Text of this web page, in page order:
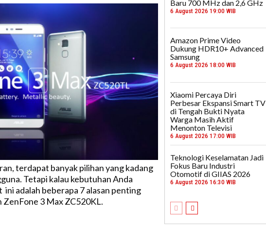
terdapat banyak pilihan yang kadang
Tetapi kalau kebutuhan Anda
adalah beberapa 7 alasan penting
ZenFone 3 Max ZC520KL.
Baru 700 MHz dan 2,6 GHz
6 August 2026 19:00 WIB
Amazon Prime Video
Dukung HDR10+ Advanced
Samsung
6 August 2026 18:00 WIB
Xiaomi Percaya Diri
Perbesar Ekspansi Smart TV
di Tengah Bukti Nyata
Warga Masih Aktif
Menonton Televisi
6 August 2026 17:00 WIB
Teknologi Keselamatan Jadi
Fokus Baru Industri
Otomotif di GIIAS 2026
6 August 2026 16:30 WIB